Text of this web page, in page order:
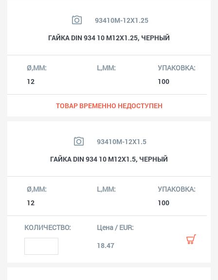
93410M-12X1.25
ГАЙКА DIN 934 10 M12X1.25, ЧЕРНЫЙ
12 100
ТОВАР ВРЕМЕННО НЕДОСТУПЕН
93410M-12X1.5
ГАЙКА DIN 934 10 M12X1.5, ЧЕРНЫЙ
12 100
18.47